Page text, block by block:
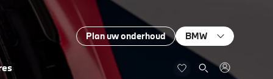
Plan uw onderhoud BMW